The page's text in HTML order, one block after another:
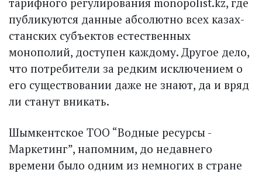
публикуются данные абсолютно всех казах­
станских субъектов естественных
монополий, доступен каждому. Другое дело,
что потребители за редким исключением о
его существовании даже не знают, да и вряд
ли станут вникать.
Шымкентское ТОО “Водные ресурсы -
Маркетинг”, напомним, до недавнего
времени было одним из немногих в стране